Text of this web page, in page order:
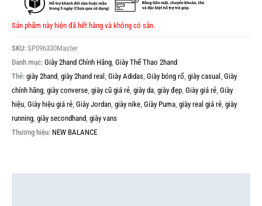
Sản phẩm này hiện đã hết hàng và không có sẵn.
SKU: SP096330Master
Danh mục: Giày 2hand Chính Hãng Giày Thể Thao 2hand
Thẻ: giày 2hand giày 2hand real Giày Adidas Giày bóng rổ giày casual Giày
chính hãng giày converse giày cũ giá rẻ giày da giày đẹp Giày giá rẻ Giày
hiệu Giày hiệu giá rẻ Giày Jordan giày nike Giày Puma giày real giá rẻ giày
running giày secondhand giày vans
Thương hiệu: NEW BALANCE